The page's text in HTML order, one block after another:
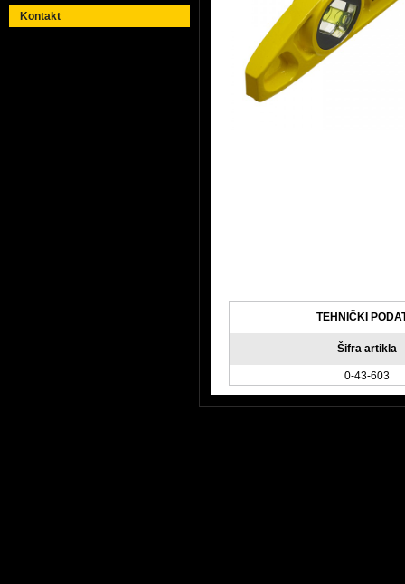
Kontakt
TEHNIČKI
Šifra artikla
0-43-603